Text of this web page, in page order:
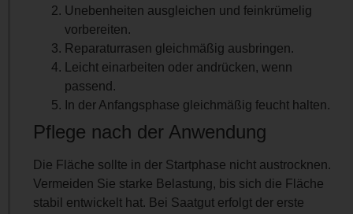
Unebenheiten ausgleichen und feinkrümelig
vorbereiten.
Reparaturrasen gleichmäßig ausbringen.
Leicht einarbeiten oder andrücken, wenn
passend.
In der Anfangsphase gleichmäßig feucht halten.
Pflege nach der Anwendung
Die Fläche sollte in der Startphase nicht austrocknen.
Vermeiden Sie starke Belastung, bis sich die Fläche
stabil entwickelt hat. Bei Saatgut erfolgt der erste